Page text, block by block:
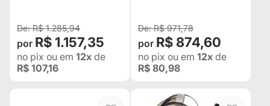
R$ 1.285,94
R$ 1.157,35
no pix ou em 12x de
R$ 107,16
R$ 971,78
R$ 874,60
no pix ou em 12x de
R$ 80,98